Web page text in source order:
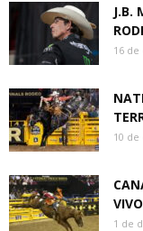
J.B.
16 de
10 de
1 de